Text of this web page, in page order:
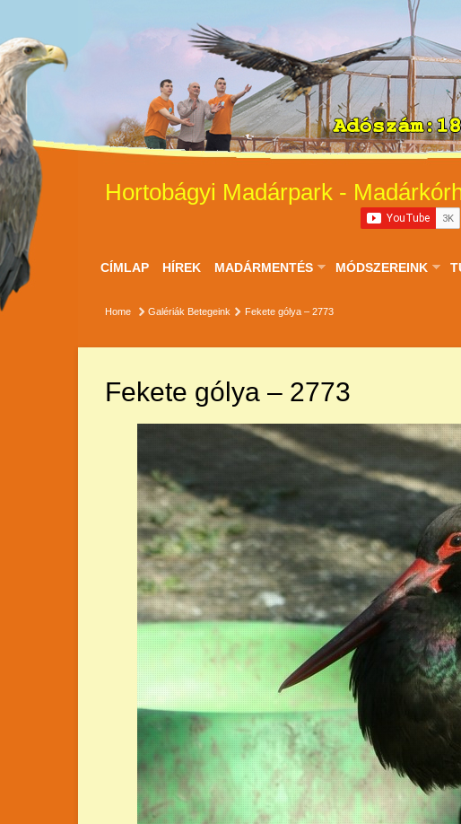
Hortobágyi Madárpark -
CÍMLAP HÍREK MADÁRMENTÉS MÓDSZEREINK
Home Galériák Betegeink Fekete gólya – 2773
Fekete gólya – 2773